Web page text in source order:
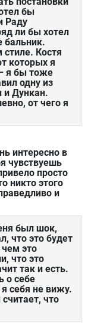
бы
Раду
ли бы хотел
бальник.
Костя
которых я
я бы тоже
одну из
и Дункан.
от чего я
интересно в
чувствуешь
просто
никто этого
и
был шок,
что это будет
это
что это
так и есть.
о себе
себя не вижу.
что